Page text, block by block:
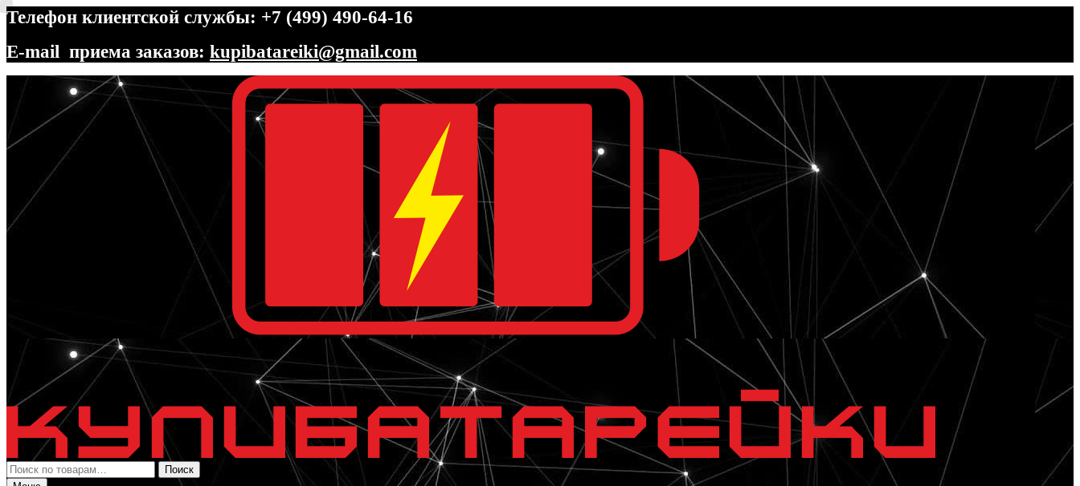
Телефон клиентской службы: +7 (499) 490-64-16
E-mail приема заказов: kupibatareiki@gmail.com
Перейти
навигации
Перейти
содержимому
Искать:
Поиск